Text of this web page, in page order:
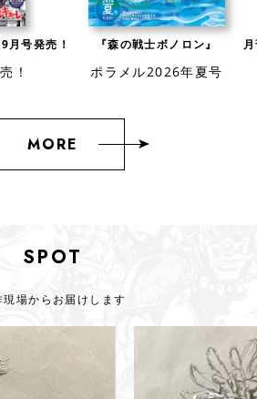
月号発売！
！
『森の戦士ボノロン』
ポラメル2026年夏号
MORE
SPOT
現場からお届けします